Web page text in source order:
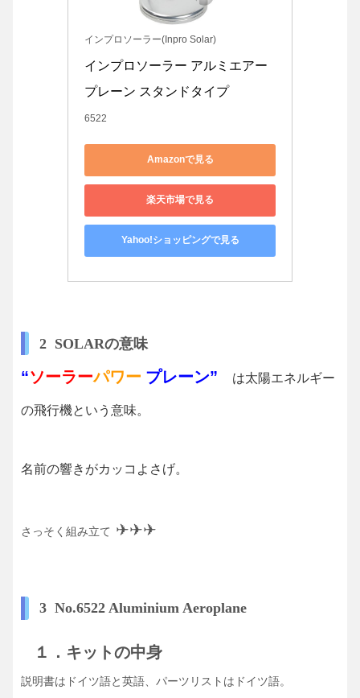
インプロソーラー(Inpro Solar)
インプロソーラー アルミエアー
プレーン スタンドタイプ
6522
Amazonで見る
楽天市場で見る
Yahoo!ショッピングで見る
2 SOLARの意味
“ソーラーパワー プレーン” は太陽エネルギー
の飛行機という意味。
名前の響きがカッコよさげ。
さっそく組み立て ✈✈✈
3 No.6522 Aluminium Aeroplane
１．キットの中身
説明書はドイツ語と英語、パーツリストはドイツ語。